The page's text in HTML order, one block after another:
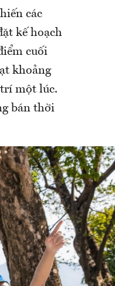
các
kế hoạch
cuối
khoảng
một lúc.
bán thời